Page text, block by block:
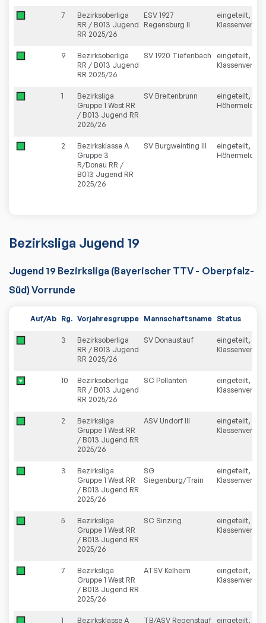
7
Bezirksoberliga
RR / B013 Jugend
RR 2025/26
ESV 1927
Regensburg II
eingeteilt,
9
Bezirksoberliga
RR / B013 Jugend
RR 2025/26
SV 1920 Tiefenbach
eingeteilt,
1
Bezirksliga
Gruppe 1 West RR
/ B013 Jugend RR
2025/26
SV Breitenbrunn
eingeteilt,
2
Bezirksklasse A
Gruppe 3
R/Donau RR /
B013 Jugend RR
2025/26
SV Burgweinting III
eingeteilt,
Bezirksliga Jugend 19
Jugend 19 Bezirksliga (Bayerischer TTV - Oberpfalz-
Süd) Vorrunde
Auf/Ab Rg. Vorjahresgruppe Mannschaftsname Status
3
Bezirksoberliga
RR / B013 Jugend
RR 2025/26
SV Donaustauf
eingeteilt,
10
Bezirksoberliga
RR / B013 Jugend
RR 2025/26
SC Pollanten
eingeteilt,
2
Bezirksliga
Gruppe 1 West RR
/ B013 Jugend RR
2025/26
ASV Undorf III
eingeteilt,
3
Bezirksliga
Gruppe 1 West RR
/ B013 Jugend RR
2025/26
SG
Siegenburg/Train
eingeteilt,
5
Bezirksliga
Gruppe 1 West RR
/ B013 Jugend RR
2025/26
SC Sinzing
eingeteilt,
7
Bezirksliga
Gruppe 1 West RR
/ B013 Jugend RR
2025/26
ATSV Kelheim
eingeteilt,
1
Bezirksklasse A
TB/ASV Regenstauf
eingeteilt,